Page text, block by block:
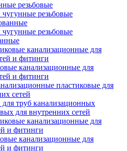
резьбовые
резьбовые
резьбовые
канализационные для
и фитинги
пластиковые для
сетей
труб канализационных
для внутренних сетей
канализационные для
и фитинги